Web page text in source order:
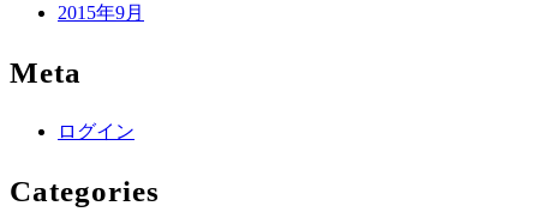
2015年9月
Meta
ログイン
Categories